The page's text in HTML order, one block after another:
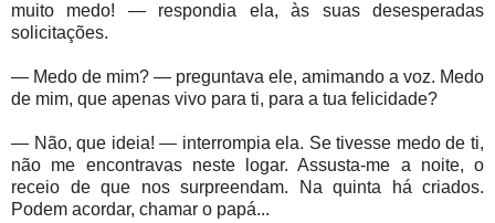
muito medo! — respondia ela, às suas desesperadas
solicitações.
— Medo de mim? — preguntava ele, amimando a voz. Medo
de mim, que apenas vivo para ti, para a tua felicidade?
— Não, que ideia! — interrompia ela. Se tivesse medo de ti,
não me encontravas neste logar. Assusta-me a noite, o
receio de que nos surpreendam. Na quinta há criados.
Podem acordar, chamar o papá...